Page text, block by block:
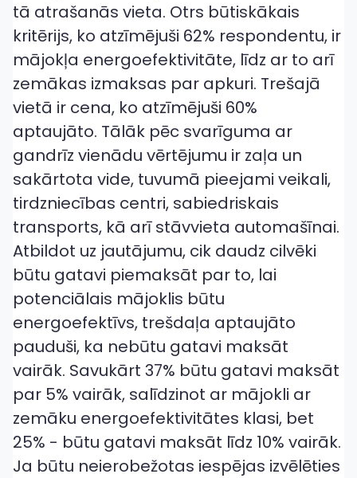
tā atrašanās vieta. Otrs būtiskākais
kritērijs, ko atzīmējuši 62% respondentu, ir
mājokļa energoefektivitāte, līdz ar to arī
zemākas izmaksas par apkuri. Trešajā
vietā ir cena, ko atzīmējuši 60%
aptaujāto. Tālāk pēc svarīguma ar
gandrīz vienādu vērtējumu ir zaļa un
sakārtota vide, tuvumā pieejami veikali,
tirdzniecības centri, sabiedriskais
transports, kā arī stāvvieta automašīnai.
Atbildot uz jautājumu, cik daudz cilvēki
būtu gatavi piemaksāt par to, lai
potenciālais mājoklis būtu
energoefektīvs, trešdaļa aptaujāto
pauduši, ka nebūtu gatavi maksāt
vairāk. Savukārt 37% būtu gatavi maksāt
par 5% vairāk, salīdzinot ar mājokli ar
zemāku energoefektivitātes klasi, bet
25% - būtu gatavi maksāt līdz 10% vairāk.
Ja būtu neierobežotas iespējas izvēlēties